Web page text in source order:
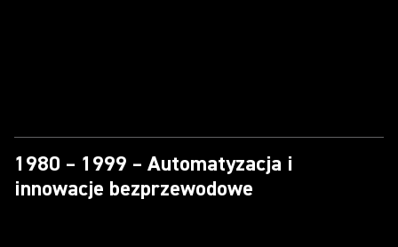
1980 – 1999 – Automatyzacja i
innowacje bezprzewodowe